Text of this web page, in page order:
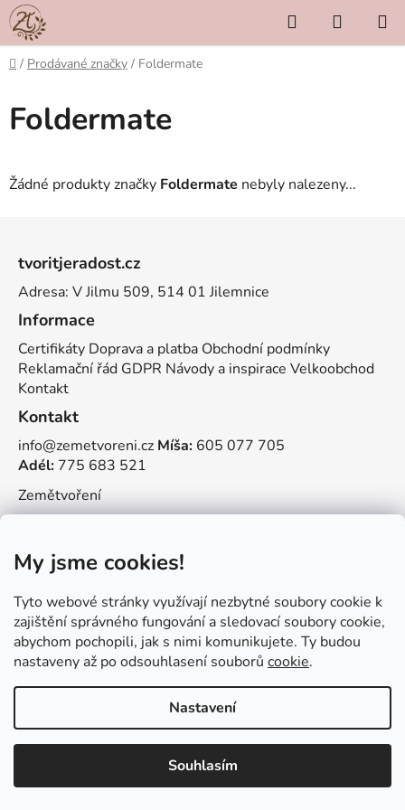
My jsme cookies!
Tyto webové stránky využívají nezbytné soubory cookie k
zajištění správného fungování a sledovací soubory cookie,
abychom pochopili, jak s nimi komunikujete. Ty budou
nastaveny až po odsouhlasení souborů cookie.
Nastavení
Souhlasím
Přejít
na
obsah
Hledat
KOŠÍK
Domů
/ Prodávané značky / Foldermate
Foldermate
Žádné produkty značky Foldermate nebyly nalezeny...
tvoritjeradost.cz
Adresa: V Jilmu 509, 514 01 Jilemnice
Informace
Certifikáty Doprava a platba Obchodní podmínky
Reklamační řád GDPR Návody a inspirace Velkoobchod
Kontakt
Kontakt
info@zemetvoreni.cz Míša: 605 077 705
Adél: 775 683 521
Zemětvoření
Vytvořil Shoptet
Copyright 2026Tvořit je radost. Všechna práva
vyhrazena.